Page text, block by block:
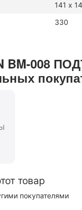
141 х
330
BM-008
товар
покупателями